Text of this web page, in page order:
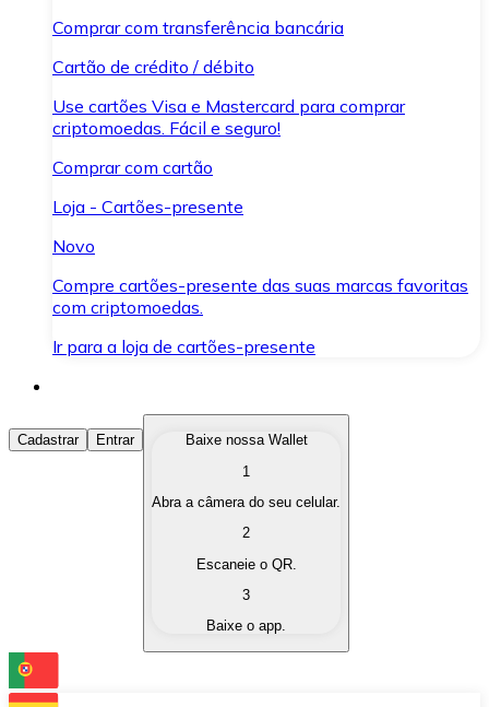
Comprar com transferência bancária
Cartão de crédito / débito
Use cartões Visa e Mastercard para comprar
criptomoedas. Fácil e seguro!
Comprar com cartão
Loja - Cartões-presente
Novo
Compre cartões-presente das suas marcas favoritas
com criptomoedas.
Ir para a loja de cartões-presente
Comprar Criptomoedas
Compre as criptomoedas de seu interesse de forma
Converta suas criptomoedas em moeda fiduciária
Troque uma criptomoeda por outra
Cadastrar Entrar
Baixe nossa Wallet
1
Abra a câmera do seu celular.
2
Escaneie o QR.
3
Baixe o app.